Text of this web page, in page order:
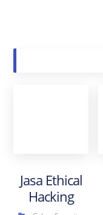
Jasa Ethical
Hacking